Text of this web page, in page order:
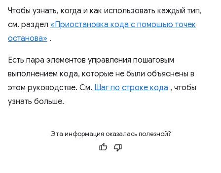
Чтобы узнать, когда и как использовать каждый тип,
см. раздел «Приостановка кода с помощью точек
останова» .
Есть пара элементов управления пошаговым
выполнением кода, которые не были объяснены в
этом руководстве. См. Шаг по строке кода , чтобы
узнать больше.
Эта информация оказалась полезной?